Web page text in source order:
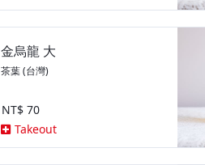
金烏龍 大
茶葉 (台灣)
NT$ 70
Takeout